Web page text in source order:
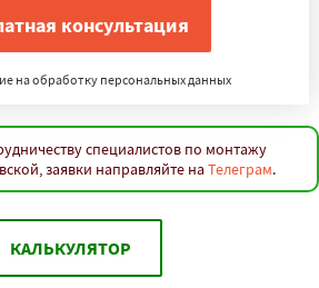
на обработку персональных данных
специалистов по монтажу
заявки направляйте на Телеграм.
КАЛЬКУЛЯТОР